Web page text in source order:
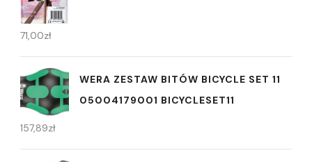
71,00zł
WERA ZESTAW BITÓW BICYCLE SET 11
05004179001 BICYCLESET11
157,89zł